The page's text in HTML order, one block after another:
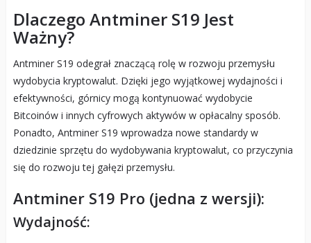
Dlaczego Antminer S19 Jest
Ważny?
Antminer S19 odegrał znaczącą rolę w rozwoju przemysłu
wydobycia kryptowalut. Dzięki jego wyjątkowej wydajności i
efektywności, górnicy mogą kontynuować wydobycie
Bitcoinów i innych cyfrowych aktywów w opłacalny sposób.
Ponadto, Antminer S19 wprowadza nowe standardy w
dziedzinie sprzętu do wydobywania kryptowalut, co przyczynia
się do rozwoju tej gałęzi przemysłu.
Antminer S19 Pro (jedna z wersji):
Wydajność: